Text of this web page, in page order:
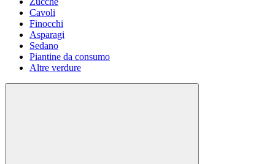
Cavoli
Finocchi
Asparagi
Sedano
Piantine da consumo
Altre verdure